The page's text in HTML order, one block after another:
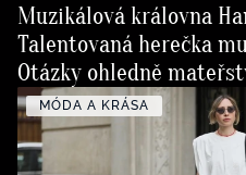
Muzikálová královna
Talentovaná herečka
Otázky ohledně
nezdvořilé
MÓDA A KRÁSA